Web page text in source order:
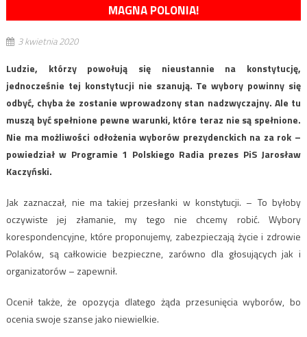
MAGNA POLONIA!
3 kwietnia 2020
Ludzie, którzy powołują się nieustannie na konstytucję,
jednocześnie tej konstytucji nie szanują. Te wybory powinny się
odbyć, chyba że zostanie wprowadzony stan nadzwyczajny. Ale tu
muszą być spełnione pewne warunki, które teraz nie są spełnione.
Nie ma możliwości odłożenia wyborów prezydenckich na za rok –
powiedział w Programie 1 Polskiego Radia prezes PiS Jarosław
Kaczyński.
Jak zaznaczał, nie ma takiej przesłanki w konstytucji. – To byłoby
oczywiste jej złamanie, my tego nie chcemy robić. Wybory
korespondencyjne, które proponujemy, zabezpieczają życie i zdrowie
Polaków, są całkowicie bezpieczne, zarówno dla głosujących jak i
organizatorów – zapewnił.
Ocenił także, że opozycja dlatego żąda przesunięcia wyborów, bo
ocenia swoje szanse jako niewielkie.